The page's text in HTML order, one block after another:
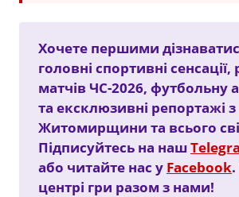
Хочете першими
головні спортивні
матчів ЧС-2026, футбольну
та ексклюзивні репортажі з
Житомирщини та всього
Підписуйтесь на наш
або читайте нас у Facebook
центрі гри разом з нами!